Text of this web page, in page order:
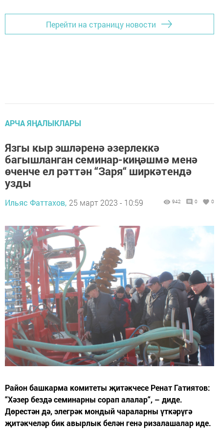
Перейти на страницу новости
АРЧА ЯҢАЛЫКЛАРЫ
Язгы кыр эшләренә әзерлеккә
багышланган семинар-киңәшмә менә
өченче ел рәттән “Заря“ ширкәтендә
узды
Ильяс Фаттахов, 25 март 2023 - 10:59 942 0 0
Район башкарма комитеты җитәкчесе Ренат Гатиятов:
“Хәзер бездә семинарны сорап алалар“, – диде.
Дөрестән дә, элегрәк мондый чараларны үткәрүгә
җитәкчеләр бик авырлык белән генә ризалашалар иде.